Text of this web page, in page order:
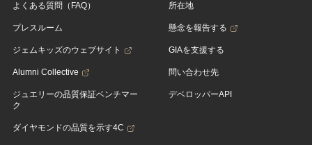
よくある質問（FAQ）
プレスルーム
ジェムキッズのウェブサイト
Alumni Collective
ジュエリーの品質保証ベンチマー
ク
ダイヤモンドの品質を示す4C
所在地
懸念を報告する
GIAを支援する
問い合わせ先
デベロッパーAPI